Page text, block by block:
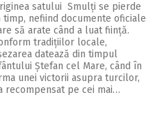
satului Smulți se pierde
timp, nefiind documente oficiale
să arate când a luat ființă.
tradițiilor locale,
datează din timpul
Ștefan cel Mare, când în
unei victorii asupra turcilor,
recompensat pe cei mai…